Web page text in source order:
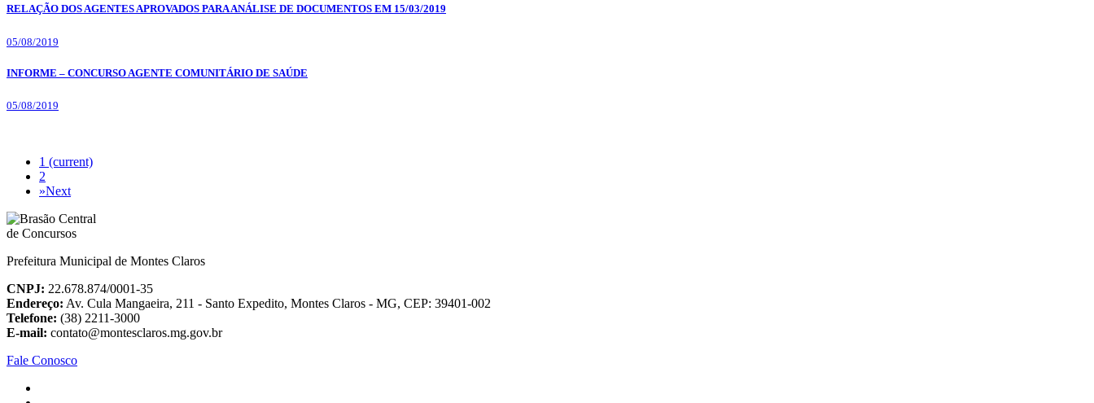
RELAÇÃO DOS AGENTES APROVADOS PARA ANÁLISE DE DOCUMENTOS EM 15/03/2019
05/08/2019
INFORME – CONCURSO AGENTE COMUNITÁRIO DE SAÚDE
05/08/2019
1 (current)
2
»Next
Prefeitura Municipal de Montes Claros
CNPJ: 22.678.874/0001-35
Endereço: Av. Cula Mangaeira, 211 - Santo Expedito, Montes Claros - MG, CEP: 39401-002
Telefone: (38) 2211-3000
E-mail: contato@montesclaros.mg.gov.br
Fale Conosco